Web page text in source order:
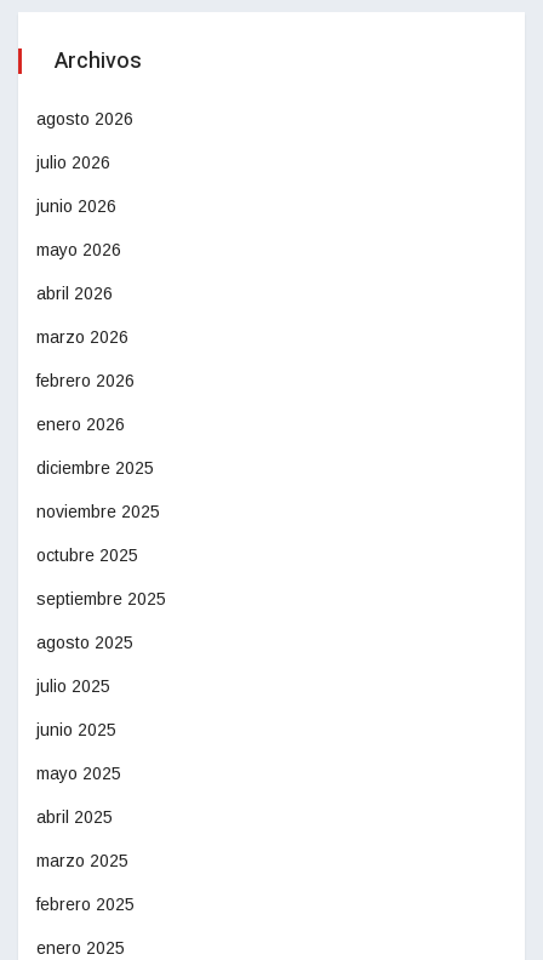
Archivos
agosto 2026
julio 2026
junio 2026
mayo 2026
abril 2026
marzo 2026
febrero 2026
enero 2026
diciembre 2025
noviembre 2025
octubre 2025
septiembre 2025
agosto 2025
julio 2025
junio 2025
mayo 2025
abril 2025
marzo 2025
febrero 2025
enero 2025